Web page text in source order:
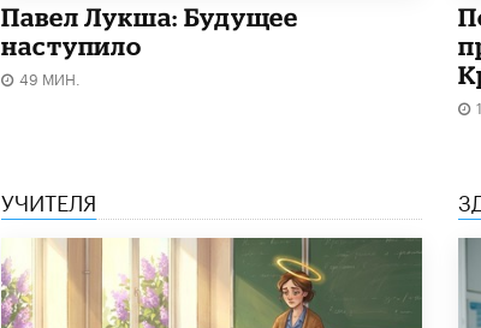
Павел Лукша: Будущее
наступило
49 МИН.
УЧИТЕЛЯ